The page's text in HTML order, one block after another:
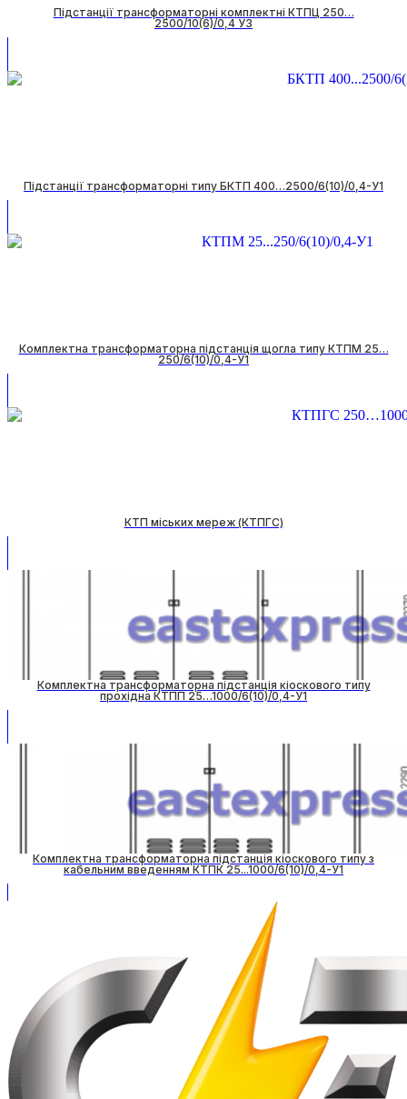
Підстанції трансформаторні комплектні КТПЦ 250…
2500/10(6)/0,4 УЗ
Підстанції трансформаторні типу БКТП 400…2500/6(10)/0,4-У1
Комплектна трансформаторна підстанція щогла типу КТПМ 25…
250/6(10)/0,4-У1
КТП міських мереж (КТПГС)
Комплектна трансформаторна підстанція кіоскового типу
прохідна КТПП 25…1000/6(10)/0,4-У1
Комплектна трансформаторна підстанція кіоскового типу з
кабельним введенням КТПК 25...1000/6(10)/0,4-У1